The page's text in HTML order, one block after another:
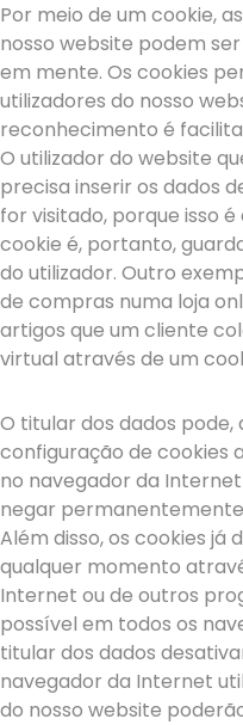
Por meio de um cookie,
nosso website podem
em mente. Os cookies
utilizadores do nosso
reconhecimento é
O utilizador do website
precisa inserir os dados
for visitado, porque isso
cookie é, portanto,
do utilizador. Outro
de compras numa loja
artigos que um cliente
virtual através de um
O titular dos dados
configuração de cookies
no navegador da
negar
Além disso, os cookies já
qualquer momento
Internet ou de outros
possível em todos os
titular dos dados
navegador da Internet
do nosso website